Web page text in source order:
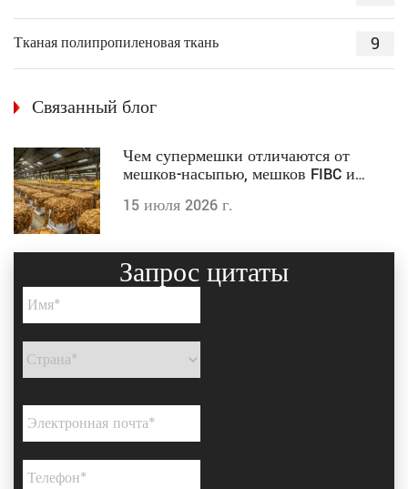
Тканая полипропиленовая ткань 9
Связанный блог
Чем супермешки отличаются от
мешков-насыпью, мешков FIBC и
15 июля 2026 г.
Запрос цитаты